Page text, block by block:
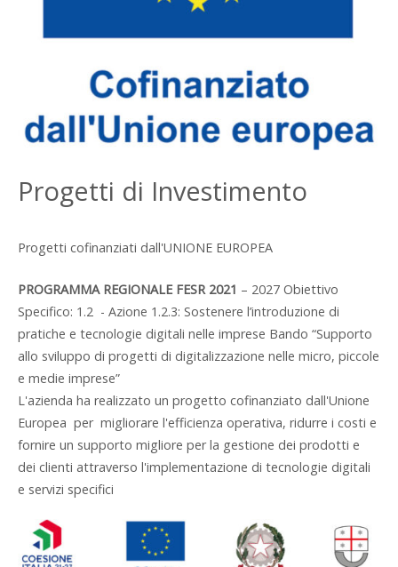
Progetti di Investimento
Progetti cofinanziati dall'UNIONE EUROPEA
PROGRAMMA REGIONALE FESR 2021 – 2027 Obiettivo
Specifico: 1.2 - Azione 1.2.3: Sostenere l’introduzione di
pratiche e tecnologie digitali nelle imprese Bando “Supporto
allo sviluppo di progetti di digitalizzazione nelle micro, piccole
e medie imprese”
L'azienda ha realizzato un progetto cofinanziato dall'Unione
Europea per migliorare l'efficienza operativa, ridurre i costi e
fornire un supporto migliore per la gestione dei prodotti e
dei clienti attraverso l'implementazione di tecnologie digitali
e servizi specifici